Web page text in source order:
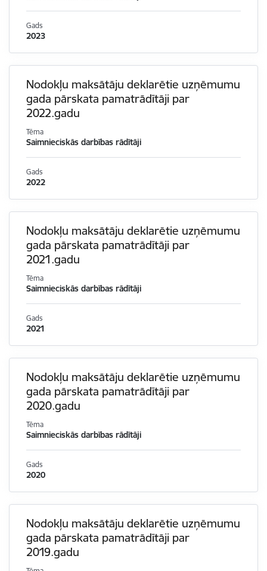
Gads
2023
Nodokļu maksātāju deklarētie uzņēmumu
gada pārskata pamatrādītāji par
2022.gadu
Tēma
Saimnieciskās darbības rādītāji
Gads
2022
Nodokļu maksātāju deklarētie uzņēmumu
gada pārskata pamatrādītāji par
2021.gadu
Tēma
Saimnieciskās darbības rādītāji
Gads
2021
Nodokļu maksātāju deklarētie uzņēmumu
gada pārskata pamatrādītāji par
2020.gadu
Tēma
Saimnieciskās darbības rādītāji
Gads
2020
Nodokļu maksātāju deklarētie uzņēmumu
gada pārskata pamatrādītāji par
2019.gadu